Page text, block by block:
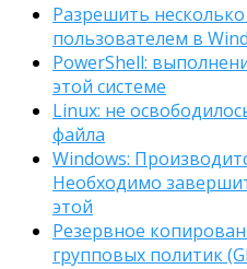
Разрешить
пользователем в
PowerShell:
этой системе
Linux: не
файла
Windows:
Необходимо
этой
Резервное
групповых политик